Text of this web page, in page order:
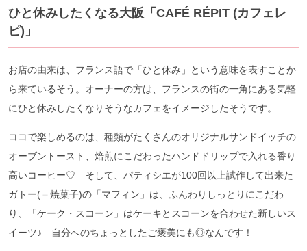
ひと休みしたくなる大阪「CAFÉ RÉPIT (カフェレ
ピ)」
お店の由来は、フランス語で「ひと休み」という意味を表すことか
ら来ているそう。オーナーの方は、フランスの街の一角にある気軽
にひと休みしたくなりそうなカフェをイメージしたそうです。
ココで楽しめるのは、種類がたくさんのオリジナルサンドイッチの
オーブントースト、焙煎にこだわったハンドドリップで入れる香り
高いコーヒー♡ そして、パティシエが100回以上試作して出来た
ガトー(＝焼菓子)の「マフィン」は、ふんわりしっとりにこだわ
り、「ケーク・スコーン」はケーキとスコーンを合わせた新しいス
イーツ♪ 自分へのちょっとしたご褒美にも◎なんです！